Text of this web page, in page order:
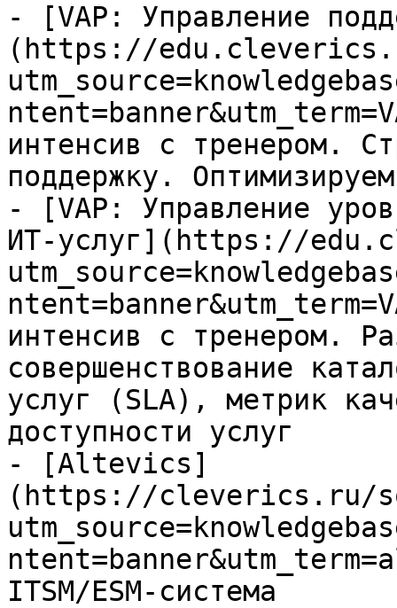
- [VAP: Управление
(https://
интенсив с тренером.
поддержку.
- [VAP: Управление
ИТ-услуг](https://
интенсив с тренером.
совершенствование
услуг (SLA), метрик
доступности услуг
- [Altevics]
(https://cleverics.ru/
ITSM/ESM-система